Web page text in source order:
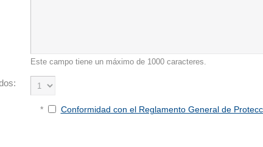
Este campo tiene un máximo de 1000 caracteres.
* Conformidad con el Reglamento General de